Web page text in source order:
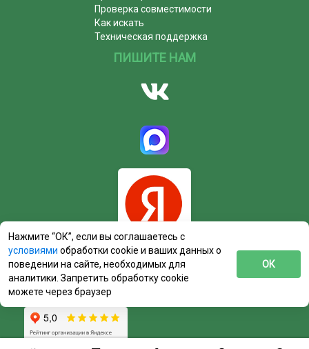
Проверка совместимости
Как искать
Техническая поддержка
ПИШИТЕ НАМ
Нажмите “ОК”, если вы соглашаетесь с
условиями обработки cookie и ваших данных о
поведении на сайте, необходимых для
аналитики. Запретить обработку cookie
можете через браузер
ОК